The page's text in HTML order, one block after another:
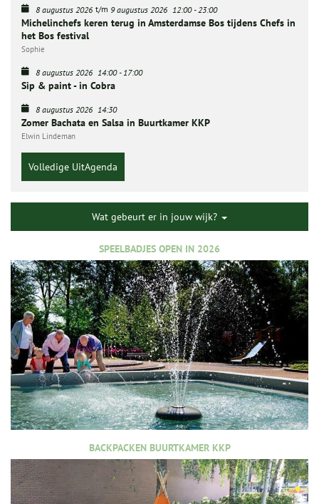
8 augustus 2026 t/m 9 augustus 2026 12:00-23:00
Michelinchefs keren terug in Amsterdamse Bos tijdens Chefs in
het Bos festival
Sophie
8 augustus 2026 14:00-17:00
Sip & paint - in Cobra
8 augustus 2026 14:30
Zomer Bachata en Salsa in Buurtkamer KKP
Elwin Lindeman
Volledige UitAgenda
Wat gebeurt er in jouw wijk?
SPEELBADJES OPEN IN 2026
BACKPACKEN BUURTKAMER KKP